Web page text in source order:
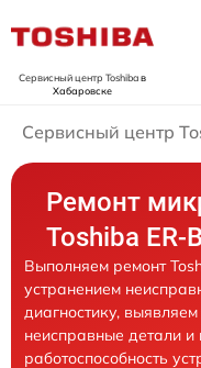
Сервисный центр Toshibaв
Хабаровске
Сервисный центр
Ремонт
Toshiba ER-
Выполняем ремонт
устранением
диагностику,
неисправные детали и
работоспособность